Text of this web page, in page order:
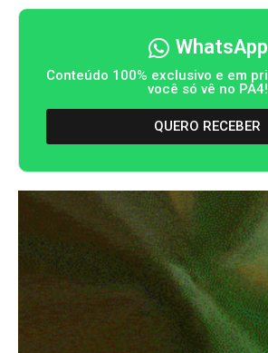
WhatsApp
Conteúdo 100% exclusivo e em
você só vê no PA4!
QUERO RECEBER